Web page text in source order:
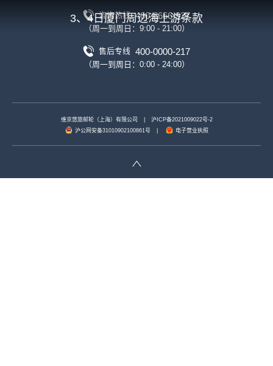
3、4日厦门周边海上游条款
咨询热线 400-6666-927
（周一到周日：9:00 - 21:00）
售后专线 400-0000-217
（周一到周日：0:00 - 24:00）
维京悠旅邮轮（上海）有限公司
沪ICP备2021009022号-2
沪公网安备31010902100861号
电子营业执照